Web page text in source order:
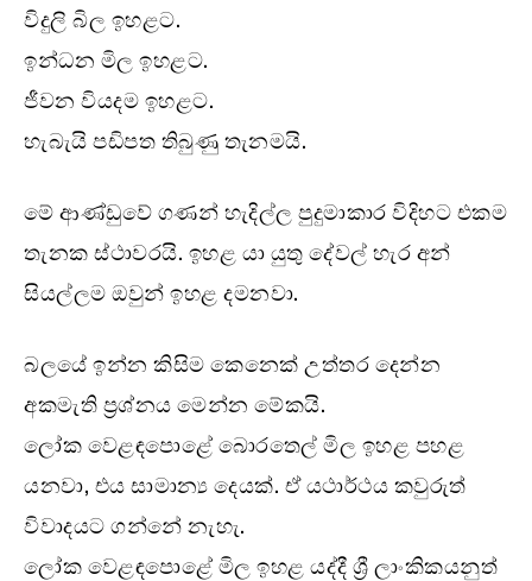
විදුලි බිල ඉහළට.
ඉන්ධන මිල ඉහළට.
ජීවන වියදම ඉහළට.
හැබැයි පඩිපත තිබුණු තැනමයි.
මේ ආණ්ඩුවේ ගණන් හැදිල්ල පුදුමාකාර විදිහට එකම
තැනක ස්ථාවරයි. ඉහළ යා යුතු දේවල් හැර අන්
සියල්ලම ඔවුන් ඉහළ දමනවා.
බලයේ ඉන්න කිසිම කෙනෙක් උත්තර දෙන්න
අකමැති ප්‍රශ්නය මෙන්න මේකයි.
ලෝක වෙළඳපොළේ බොරතෙල් මිල ඉහළ පහළ
යනවා, එය සාමාන්‍ය දෙයක්. ඒ යථාර්ථය කවුරුත්
විවාදයට ගන්නේ නැහැ.
ලෝක වෙළඳපොළේ මිල ඉහළ යද්දී ශ්‍රී ලාංකිකයනුත්